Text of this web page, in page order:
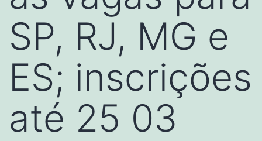
SP, RJ, MG e
ES; inscrições
até 25 03